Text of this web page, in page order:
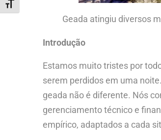
ALTERNAR TAMANHO DA FONTE
Geada atingiu diversos
Introdução
Estamos muito tristes por
serem perdidos em uma
geada não é diferente. Nós
gerenciamento técnico e
empírico, adaptados a cada